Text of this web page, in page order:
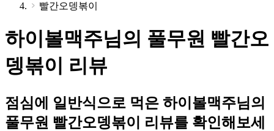
빨간오뎅볶이
하이볼맥주님의 풀무원 빨간오
뎅볶이 리뷰
점심에 일반식으로 먹은 하이볼맥주님의
풀무원 빨간오뎅볶이 리뷰를 확인해보세